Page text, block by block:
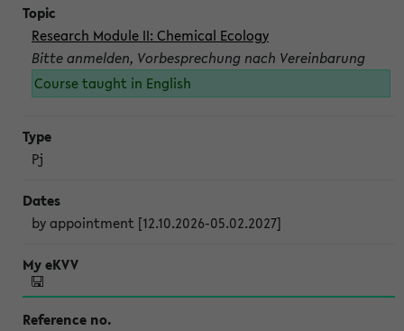
Research Module II: Chemical Ecology
Bitte anmelden, Vorbesprechung nach Vereinbarung
Course taught in English
Pj
by appointment [12.10.2026-05.02.2027]